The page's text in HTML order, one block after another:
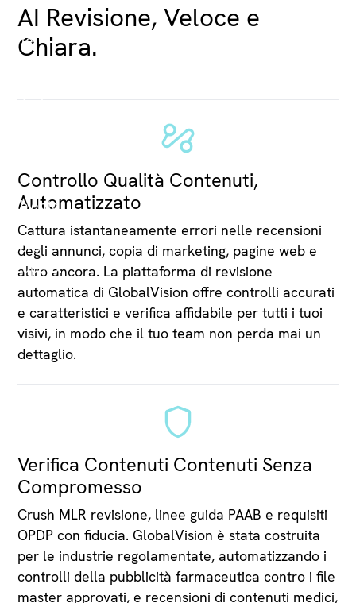
AI Revisione, Veloce e
Chiara.
Controllo Qualità Contenuti,
Automatizzato
Cattura istantaneamente errori nelle recensioni
degli annunci, copia di marketing, pagine web e
altro ancora. La piattaforma di revisione
automatica di GlobalVision offre controlli accurati
e caratteristici e verifica affidabile per tutti i tuoi
visivi, in modo che il tuo team non perda mai un
dettaglio.
Verifica Contenuti Contenuti Senza
Compromesso
Crush MLR revisione, linee guida PAAB e requisiti
OPDP con fiducia. GlobalVision è stata costruita
per le industrie regolamentate, automatizzando i
controlli della pubblicità farmaceutica contro i file
master approvati, e recensioni di contenuti medici,